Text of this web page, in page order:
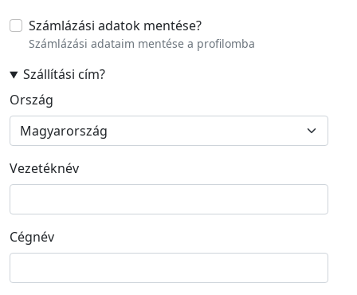
Számlázási adatok mentése?
Számlázási adataim mentése a profilomba
Szállítási cím?
Szállítási cím
Ország
Vezetéknév
Cégnév